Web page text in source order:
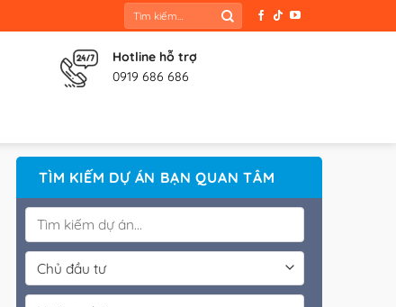
Tìm
kiếm:
Hotline hỗ trợ
0919 686 686
TÌM KIẾM DỰ ÁN BẠN QUAN TÂM